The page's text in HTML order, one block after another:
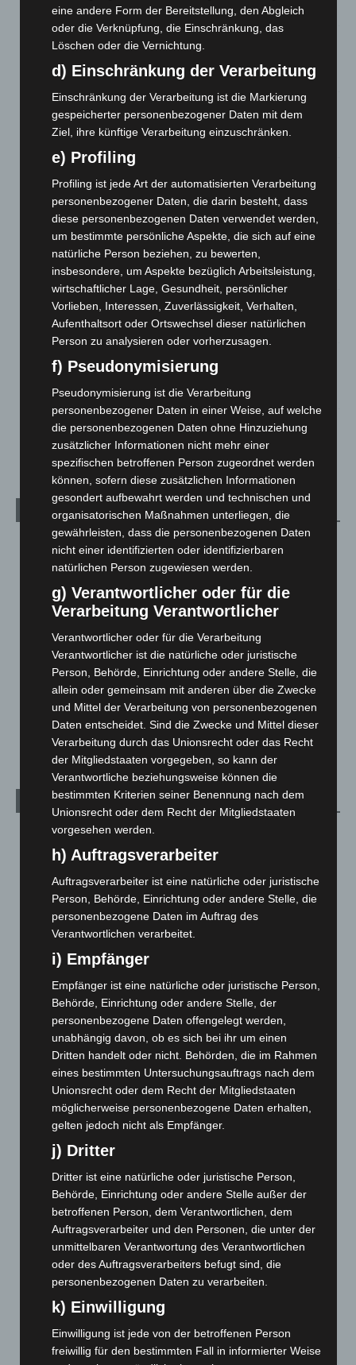
7. August 2026
Hannover: Erste Tigermücken-Population in Niedersachsen
7. August 2026
Brand im „Haus der Begegnung“ in Neuwarmbüchen schnell
eingedämmt
6. August 2026
Roten Kreuz
5. August 2026
Mann läuft mit Hockeyschläger über A7 – Polizei sucht
Zeugen
5. August 2026
Celle: Mensch stirbt bei Bagger-Unfall auf Baustelle
5. August 2026
Gasleitung bei McDonald’s-Umbau in Langenhagen
beschädigt
5. August 2026
Anklage nach Abschaltung von „Archetyp Market“ erhoben
3. August 2026
Kategorien
Blaulicht
Corona-News
Hannover und Region
Langenhagen und Ortsteile
Leserbriefe
Über uns
Veranstaltungen
1.887
1.270
Archiv
August 2026(12)
Juli 2026 (73)
Juni 2026(139)
Mai 2026(99)
April 2026(99)
März 2026(115)
Februar 2026
(109)
Januar 2026(122)
Dezember 2025(103)
November 2025(114)
Oktober 2025(112)
September 2025 (93)
August 2025(90)
Juli 2025(90)
Juni 2025
(103)
Mai 2025(112)
April 2025(88)
März 2025(111)
Februar 2025(96)
Januar 2025(88)
Dezember 2024(89)
November 2024 (94)
Oktober 2024
eine andere Form der Bereitstellung, den Abgleich
oder die Verknüpfung, die Einschränkung, das
Löschen oder die Vernichtung.
d) Einschränkung der Verarbeitung
Einschränkung der Verarbeitung ist die Markierung
gespeicherter personenbezogener Daten mit dem
Ziel, ihre künftige Verarbeitung einzuschränken.
e) Profiling
Profiling ist jede Art der automatisierten Verarbeitung
personenbezogener Daten, die darin besteht, dass
diese personenbezogenen Daten verwendet werden,
um bestimmte persönliche Aspekte, die sich auf eine
natürliche Person beziehen, zu bewerten,
insbesondere, um Aspekte bezüglich Arbeitsleistung,
wirtschaftlicher Lage, Gesundheit, persönlicher
Vorlieben, Interessen, Zuverlässigkeit, Verhalten,
Aufenthaltsort oder Ortswechsel dieser natürlichen
Person zu analysieren oder vorherzusagen.
f) Pseudonymisierung
Pseudonymisierung ist die Verarbeitung
personenbezogener Daten in einer Weise, auf welche
die personenbezogenen Daten ohne Hinzuziehung
zusätzlicher Informationen nicht mehr einer
spezifischen betroffenen Person zugeordnet werden
können, sofern diese zusätzlichen Informationen
gesondert aufbewahrt werden und technischen und
organisatorischen Maßnahmen unterliegen, die
gewährleisten, dass die personenbezogenen Daten
nicht einer identifizierten oder identifizierbaren
natürlichen Person zugewiesen werden.
g) Verantwortlicher oder für die
Verarbeitung Verantwortlicher
Verantwortlicher oder für die Verarbeitung
Verantwortlicher ist die natürliche oder juristische
Person, Behörde, Einrichtung oder andere Stelle, die
allein oder gemeinsam mit anderen über die Zwecke
und Mittel der Verarbeitung von personenbezogenen
Daten entscheidet. Sind die Zwecke und Mittel dieser
Verarbeitung durch das Unionsrecht oder das Recht
der Mitgliedstaaten vorgegeben, so kann der
Verantwortliche beziehungsweise können die
bestimmten Kriterien seiner Benennung nach dem
Unionsrecht oder dem Recht der Mitgliedstaaten
vorgesehen werden.
h) Auftragsverarbeiter
Auftragsverarbeiter ist eine natürliche oder juristische
Person, Behörde, Einrichtung oder andere Stelle, die
personenbezogene Daten im Auftrag des
Verantwortlichen verarbeitet.
i) Empfänger
Empfänger ist eine natürliche oder juristische Person,
Behörde, Einrichtung oder andere Stelle, der
personenbezogene Daten offengelegt werden,
unabhängig davon, ob es sich bei ihr um einen
Dritten handelt oder nicht. Behörden, die im Rahmen
eines bestimmten Untersuchungsauftrags nach dem
Unionsrecht oder dem Recht der Mitgliedstaaten
möglicherweise personenbezogene Daten erhalten,
gelten jedoch nicht als Empfänger.
j) Dritter
Dritter ist eine natürliche oder juristische Person,
Behörde, Einrichtung oder andere Stelle außer der
betroffenen Person, dem Verantwortlichen, dem
Auftragsverarbeiter und den Personen, die unter der
unmittelbaren Verantwortung des Verantwortlichen
oder des Auftragsverarbeiters befugt sind, die
personenbezogenen Daten zu verarbeiten.
k) Einwilligung
Einwilligung ist jede von der betroffenen Person
freiwillig für den bestimmten Fall in informierter Weise